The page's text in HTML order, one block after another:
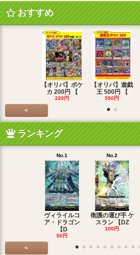
おすすめ
【オリパ】ポケ
カ 200円 【
220円
【オリパ】遊戯
王 500円 【
550円
<
ランキング
No.1
ヴィライルコ
ア・ドラゴン
【D
50円
No.2
衛護の運び手 ケ
スラン 【DZ
100円
<